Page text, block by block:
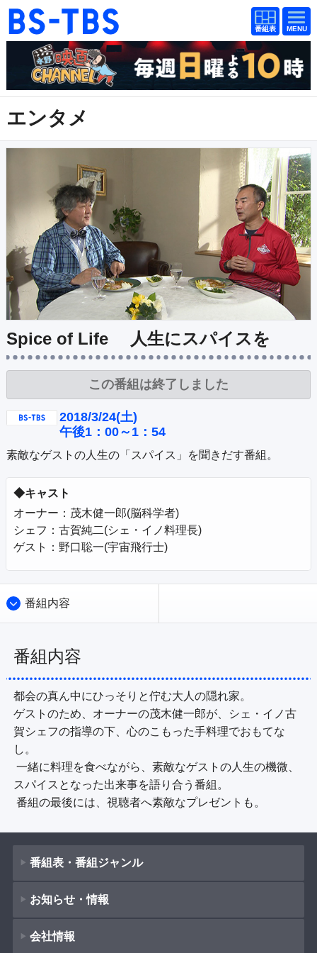
番組
表
BS-TBS
番組
表
ドラマ 映画
紀行 報道
教養
アニメ ファンクラブ
検索
視聴方法 4K放送
イベント ショッピング
公式SNS プレゼント
ご意見・ご感想 会社情報
エンタメ
Spice of Life 人生にスパイスを
この番組は終了しました
2018/3/24(土)
午後1：00～1：54
素敵なゲストの人生の「スパイス」を聞きだす番組。
◆キャスト
オーナー：茂木健一郎(脳科学者)
シェフ：古賀純二(シェ・イノ料理長)
ゲスト：野口聡一(宇宙飛行士)
番組内容
番組内容
都会の真ん中にひっそりと佇む大人の隠れ家。
ゲストのため、オーナーの茂木健一郎が、シェ・イノ古
賀シェフの指導の下、心のこもった手料理でおもてな
し。
スパイスとなった出来事を語り合う番組。
番組の最後には、視聴者へ素敵なプレゼントも。
番組表・番組ジャンル
番組表
番組ジャンル
お知らせ・情報
新着情報
会社情報